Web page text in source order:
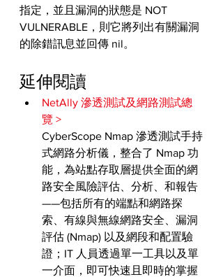
指定，並且漏洞的狀態是 NOT
VULNERABLE，則它將列出有關漏洞
的除錯訊息並回傳 nil。
延伸閱讀
NetAlly 滲透測試及網路測試總
覽 >
CyberScope Nmap 滲透測試手持
式網路分析儀，整合了 Nmap 功
能，為站點存取層提供全面的網
路安全風險評估、分析、和報告
——包括所有的端點和網路探
索、有線與無線網路安全、漏洞
評估 (Nmap) 以及網段和配置驗
證；IT 人員透過單一工具以及單
一介面，即可快速且即時的掌握